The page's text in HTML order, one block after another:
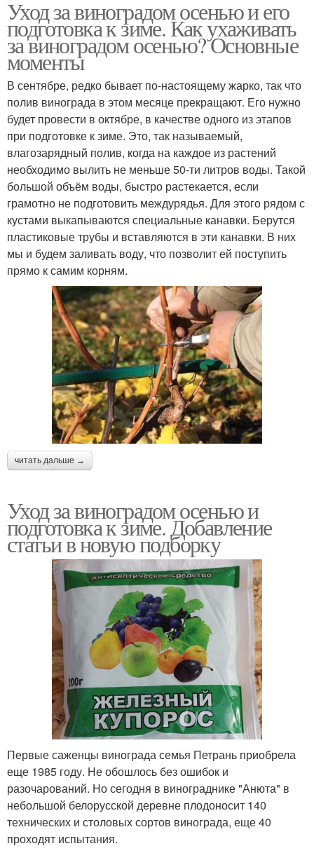
Уход за виноградом осенью и его
подготовка к зиме. Как ухаживать
за виноградом осенью? Основные
моменты
В сентябре, редко бывает по-настоящему жарко, так что
полив винограда в этом месяце прекращают. Его нужно
будет провести в октябре, в качестве одного из этапов
при подготовке к зиме. Это, так называемый,
влагозарядный полив, когда на каждое из растений
необходимо вылить не меньше 50-ти литров воды. Такой
большой объём воды, быстро растекается, если
грамотно не подготовить междурядья. Для этого рядом с
кустами выкапываются специальные канавки. Берутся
пластиковые трубы и вставляются в эти канавки. В них
мы и будем заливать воду, что позволит ей поступить
прямо к самим корням.
читать дальше →
Уход за виноградом осенью и
подготовка к зиме. Добавление
статьи в новую подборку
Первые саженцы винограда семья Петрань приобрела
еще 1985 году. Не обошлось без ошибок и
разочарований. Но сегодня в винограднике "Анюта" в
небольшой белорусской деревне плодоносит 140
технических и столовых сортов винограда, еще 40
проходят испытания.